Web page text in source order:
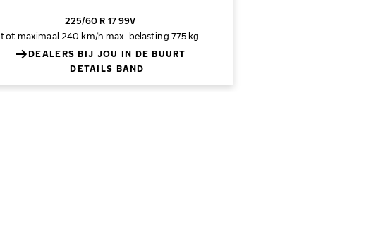
225/60 R 17 99V
tot maximaal 240 km/h max. belasting 775 kg
DEALERS BIJ JOU IN DE BUURT
DETAILS BAND